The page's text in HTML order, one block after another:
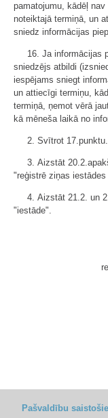
pamatojumu, kādēļ
noteiktajā termiņā, un
sniedz informācijas
16. Ja informācijas
sniedzējs atbildi
iespējams sniegt
un attiecīgi termiņu,
termiņā, ņemot vērā
kā mēneša laikā no
2. Svītrot 17.punktu.
3. Aizstāt
"reģistrē ziņas
4. Aizstāt 21.2. un
"iestāde".
Pašvaldību